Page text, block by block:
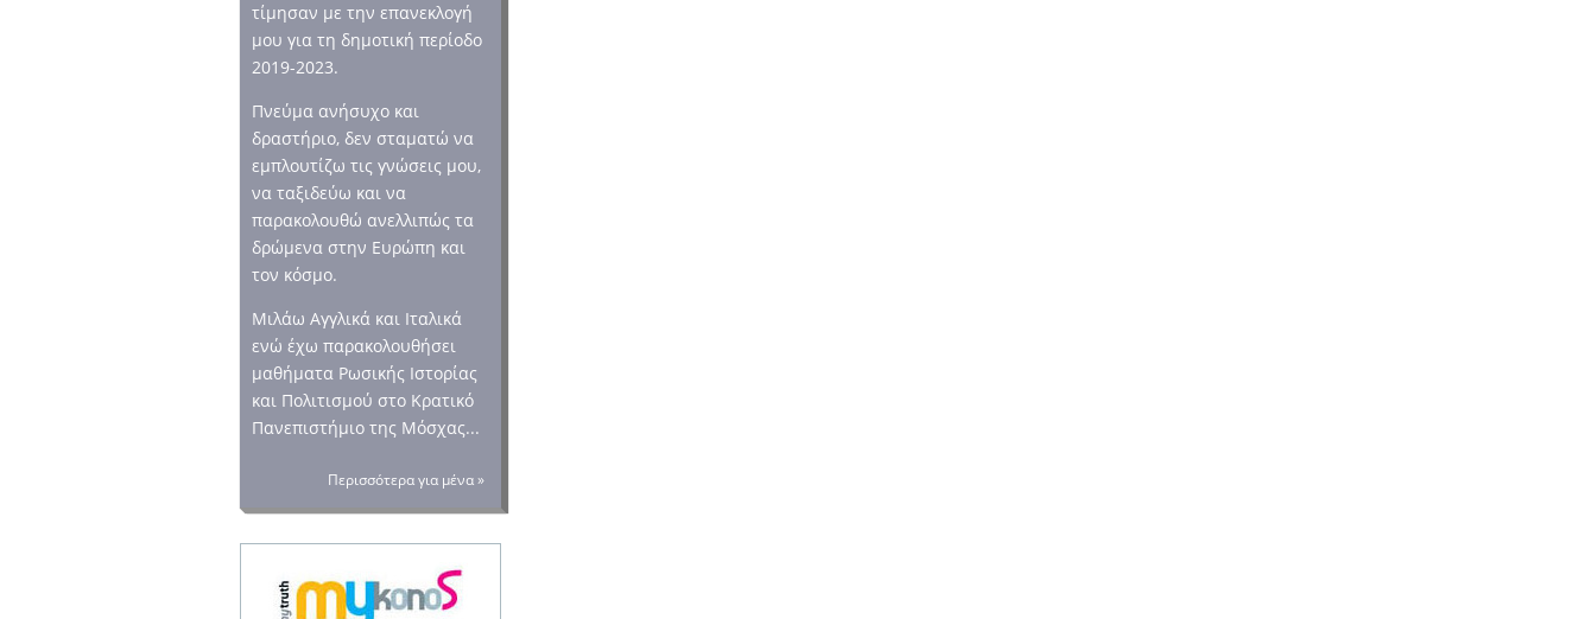
τίμησαν με την επανεκλογή
μου για τη δημοτική περίοδο
2019-2023.
Πνεύμα ανήσυχο και
δραστήριο, δεν σταματώ να
εμπλουτίζω τις γνώσεις μου,
να ταξιδεύω και να
παρακολουθώ ανελλιπώς τα
δρώμενα στην Ευρώπη και
τον κόσμο.
Μιλάω Αγγλικά και Ιταλικά
ενώ έχω παρακολουθήσει
μαθήματα Ρωσικής Ιστορίας
και Πολιτισμού στο Κρατικό
Πανεπιστήμιο της Μόσχας...
Περισσότερα για μένα »